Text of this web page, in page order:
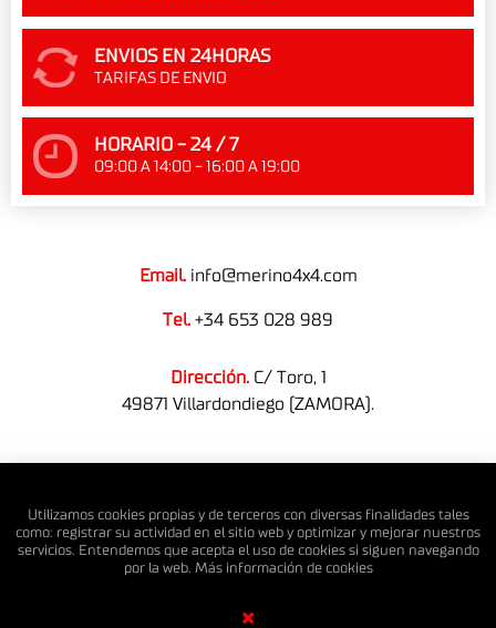
ENVIOS EN 24HORAS
TARIFAS DE ENVIO
HORARIO - 24 / 7
09:00 A 14:00 - 16:00 A 19:00
Email. info@merino4x4.com
Tel. +34 653 028 989
Dirección.C/ Toro, 1
49871 Villardondiego (ZAMORA).
© MERINO 4X4 S.L. Todos los derechos reservados.
Diseño Web SGM
Utilizamos cookies propias y de terceros con diversas finalidades tales
como: registrar su actividad en el sitio web y optimizar y mejorar nuestros
servicios. Entendemos que acepta el uso de cookies si siguen navegando
por la web. Más información de cookies